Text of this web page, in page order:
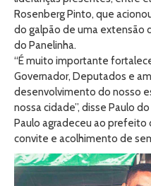
Rosenberg Pinto, que
do galpão de uma extensão
do Panelinha.
“É muito importante
Governador, Deputados e
desenvolvimento do nosso
nossa cidade”, disse Paulo do
Paulo agradeceu ao
convite e acolhimento de